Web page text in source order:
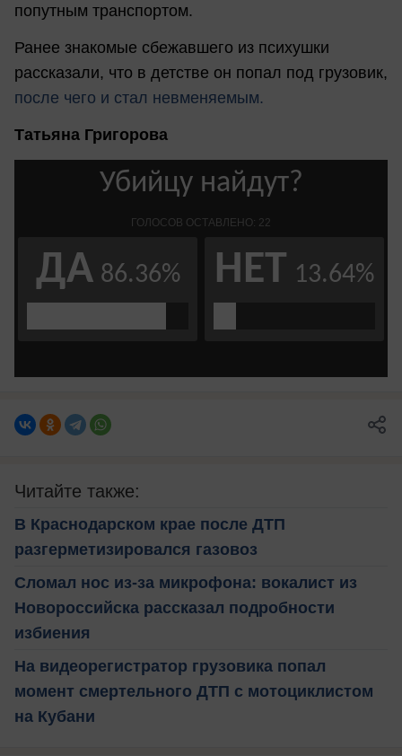
попутным транспортом.
Ранее знакомые сбежавшего из психушки
рассказали, что в детстве он попал под грузовик,
после чего и стал невменяемым.
Татьяна Григорова
Читайте также:
В Краснодарском крае после ДТП
разгерметизировался газовоз
Сломал нос из-за микрофона: вокалист из
Новороссийска рассказал подробности
избиения
На видеорегистратор грузовика попал
момент смертельного ДТП с мотоциклистом
на Кубани